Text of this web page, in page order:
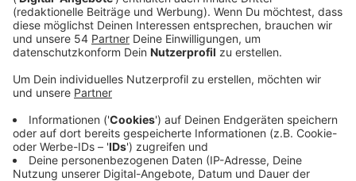
Anzeige
Hörer berichteten uns mehrfach, dass Laternen bis
weit nach Sonnenaufgang leuchteten. Auf Nachfrage
sagte uns die Stadt, die Laternen würden aus der
Ferne automatisch abgeschaltet, manchmal
funktionierten aber die Empfänger dafür nicht. Damit